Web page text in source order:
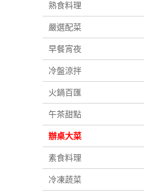
熟食料理
嚴選配菜
早餐宵夜
冷盤涼拌
火鍋百匯
午茶甜點
辦桌大菜
素食料理
冷凍蔬菜